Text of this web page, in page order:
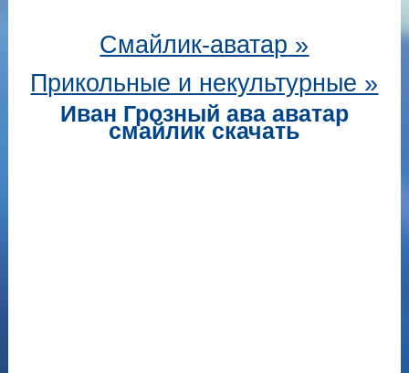
Смайлик-аватар »
Прикольные и некультурные »
Иван Грозный ава аватар
смайлик скачать